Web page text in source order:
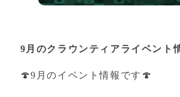
9月のクラウンティアライベント
🍄9月のイベント情報です🍄